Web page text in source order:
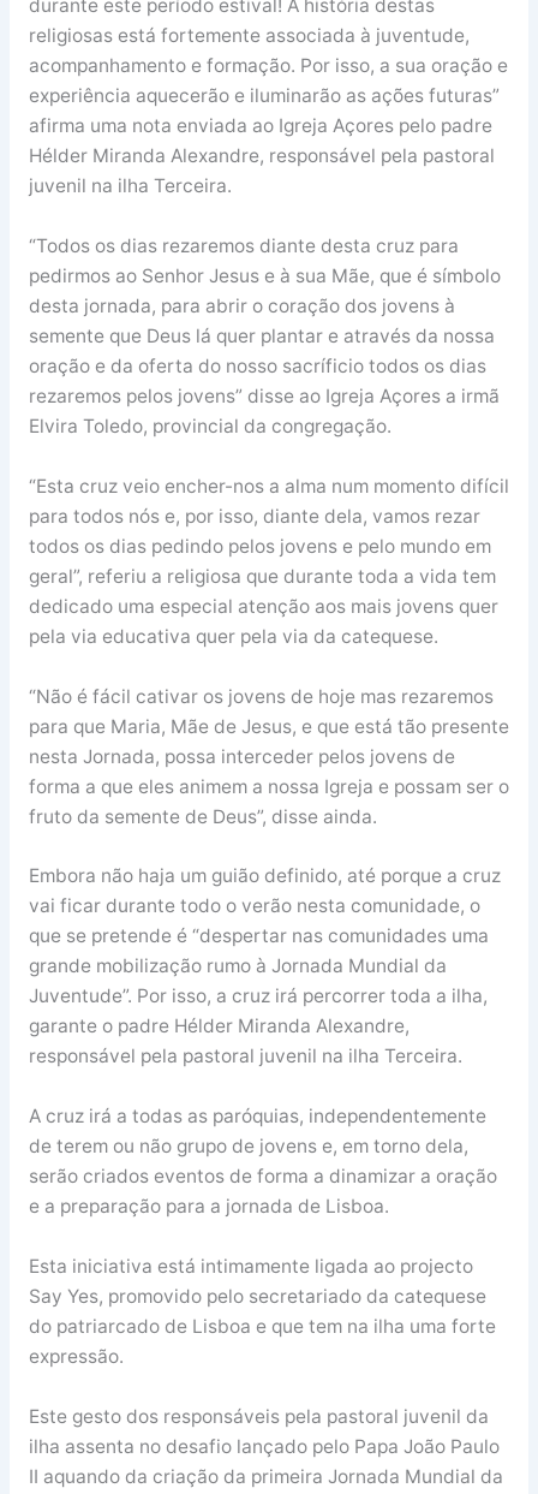
durante este período estival! A história destas
religiosas está fortemente associada à juventude,
acompanhamento e formação. Por isso, a sua oração e
experiência aquecerão e iluminarão as ações futuras”
afirma uma nota enviada ao Igreja Açores pelo padre
Hélder Miranda Alexandre, responsável pela pastoral
juvenil na ilha Terceira.
“Todos os dias rezaremos diante desta cruz para
pedirmos ao Senhor Jesus e à sua Mãe, que é símbolo
desta jornada, para abrir o coração dos jovens à
semente que Deus lá quer plantar e através da nossa
oração e da oferta do nosso sacríficio todos os dias
rezaremos pelos jovens” disse ao Igreja Açores a irmã
Elvira Toledo, provincial da congregação.
“Esta cruz veio encher-nos a alma num momento difícil
para todos nós e, por isso, diante dela, vamos rezar
todos os dias pedindo pelos jovens e pelo mundo em
geral”, referiu a religiosa que durante toda a vida tem
dedicado uma especial atenção aos mais jovens quer
pela via educativa quer pela via da catequese.
“Não é fácil cativar os jovens de hoje mas rezaremos
para que Maria, Mãe de Jesus, e que está tão presente
nesta Jornada, possa interceder pelos jovens de
forma a que eles animem a nossa Igreja e possam ser o
fruto da semente de Deus”, disse ainda.
Embora não haja um guião definido, até porque a cruz
vai ficar durante todo o verão nesta comunidade, o
que se pretende é “despertar nas comunidades uma
grande mobilização rumo à Jornada Mundial da
Juventude”. Por isso, a cruz irá percorrer toda a ilha,
garante o padre Hélder Miranda Alexandre,
responsável pela pastoral juvenil na ilha Terceira.
A cruz irá a todas as paróquias, independentemente
de terem ou não grupo de jovens e, em torno dela,
serão criados eventos de forma a dinamizar a oração
e a preparação para a jornada de Lisboa.
Esta iniciativa está intimamente ligada ao projecto
Say Yes, promovido pelo secretariado da catequese
do patriarcado de Lisboa e que tem na ilha uma forte
expressão.
Este gesto dos responsáveis pela pastoral juvenil da
ilha assenta no desafio lançado pelo Papa João Paulo
II aquando da criação da primeira Jornada Mundial da